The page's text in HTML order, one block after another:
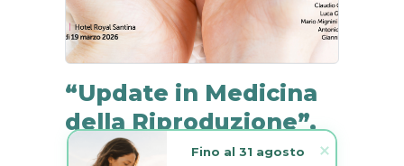
“Update in Medicina
della Riproduzione”,
Roma 19 Marzo 2026
Fino al 31 agosto